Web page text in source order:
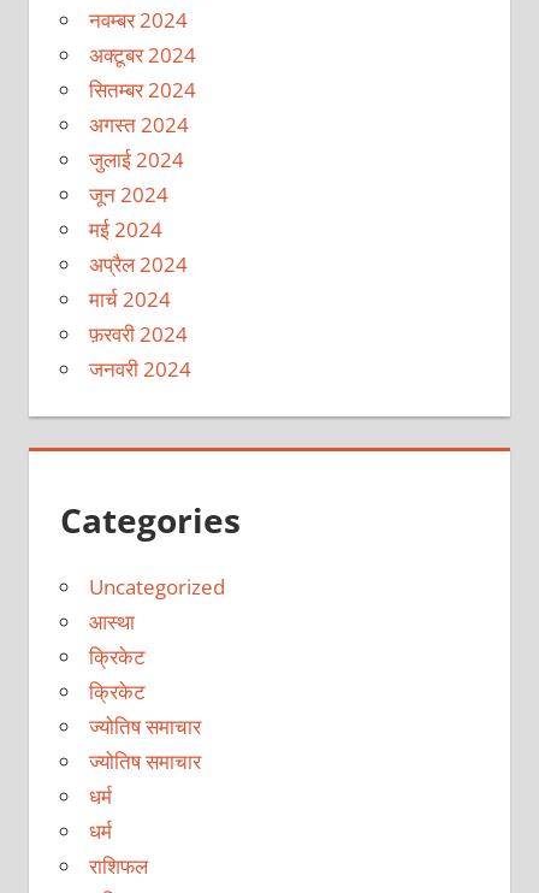
नवम्बर 2024
अक्टूबर 2024
सितम्बर 2024
अगस्त 2024
जुलाई 2024
जून 2024
मई 2024
अप्रैल 2024
मार्च 2024
फ़रवरी 2024
जनवरी 2024
Categories
Uncategorized
आस्था
क्रिकेट
क्रिकेट
ज्योतिष समाचार
ज्योतिष समाचार
धर्म
धर्म
राशिफल